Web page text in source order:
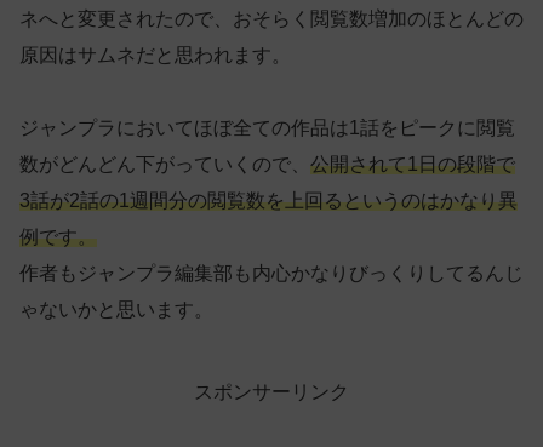
ネへと変更されたので、おそらく閲覧数増加のほとんどの
原因はサムネだと思われます。
ジャンプラにおいてほぼ全ての作品は1話をピークに閲覧
数がどんどん下がっていくので、 公開されて1日の段階で
3話が2話の1週間分の閲覧数を上回るというのはかなり異
例です。
作者もジャンプラ編集部も内心かなりびっくりしてるんじ
ゃないかと思います。
スポンサーリンク